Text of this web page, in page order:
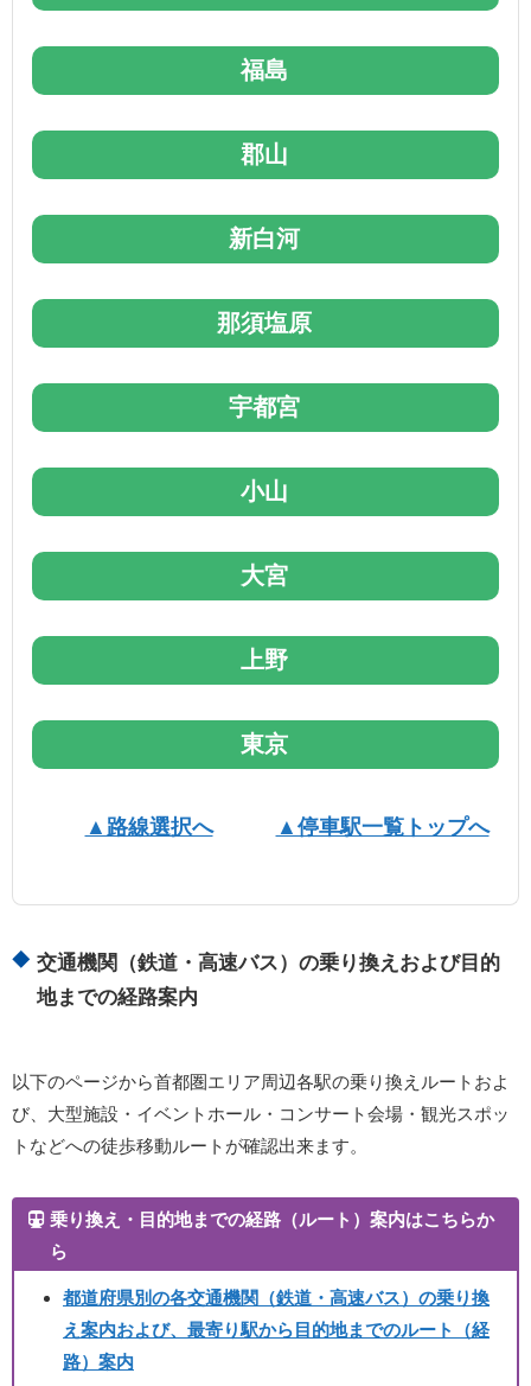
福島
郡山
新白河
那須塩原
宇都宮
小山
大宮
上野
東京
▲路線選択へ ▲停車駅一覧トップへ
交通機関（鉄道・高速バス）の乗り換えおよび目的
地までの経路案内
以下のページから首都圏エリア周辺各駅の乗り換えルートおよ
び、大型施設・イベントホール・コンサート会場・観光スポッ
トなどへの徒歩移動ルートが確認出来ます。
乗り換え・目的地までの経路（ルート）案内はこちらか
ら
都道府県別の各交通機関（鉄道・高速バス）の乗り換
え案内および、最寄り駅から目的地までのルート（経
路）案内